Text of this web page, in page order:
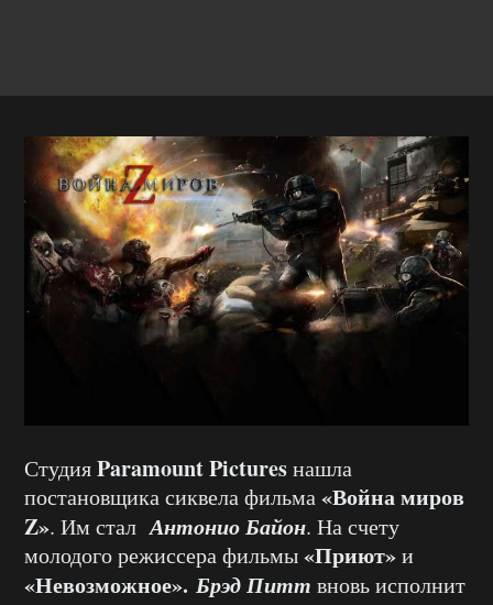
СтудияParamount Picturesнашла
постановщика сиквела фильма«Война миров
Z». Им сталАнтонио Байон. На счету
молодого режиссера фильмы«Приют»и
«Невозможное». Брэд Питт вновь исполнит